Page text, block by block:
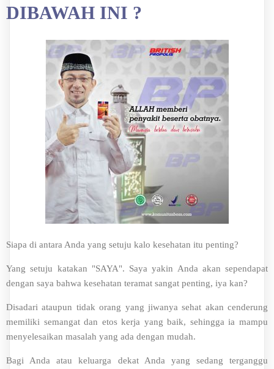
DIBAWAH INI ?
Siapa di antara Anda yang setuju kalo kesehatan itu penting?
Yang setuju katakan "SAYA". Saya yakin Anda akan sependapat
dengan saya bahwa kesehatan teramat sangat penting, iya kan?
Disadari ataupun tidak orang yang jiwanya sehat akan cenderung
memiliki semangat dan etos kerja yang baik, sehingga ia mampu
menyelesaikan masalah yang ada dengan mudah.
Bagi Anda atau keluarga dekat Anda yang sedang terganggu